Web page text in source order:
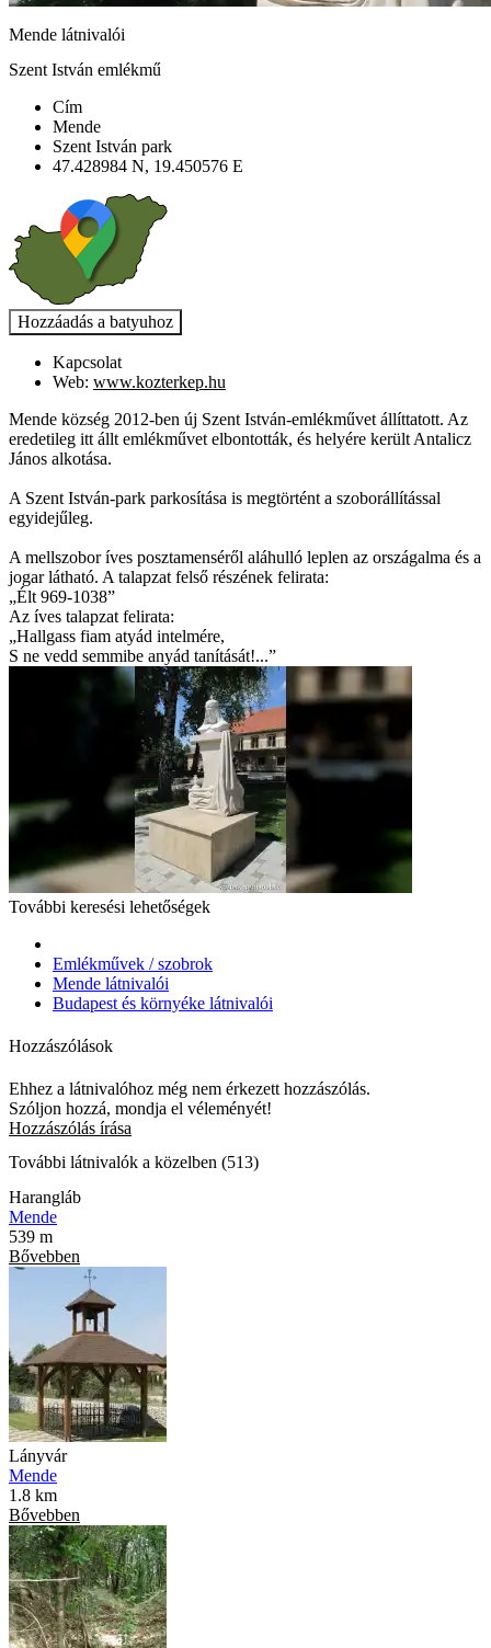
Mende látnivalói
Szent István emlékmű
Cím
Mende
Szent István park
47.428984 N, 19.450576 E
Kapcsolat
Web: www.kozterkep.hu
Mende község 2012-ben új Szent István-emlékművet állíttatott. Az
eredetileg itt állt emlékművet elbontották, és helyére került Antalicz
János alkotása.
A Szent István-park parkosítása is megtörtént a szoborállítással
egyidejűleg.
A mellszobor íves posztamenséről aláhulló leplen az országalma és a
jogar látható. A talapzat felső részének felirata:
„Élt 969-1038”
Az íves talapzat felirata:
„Hallgass fiam atyád intelmére,
S ne vedd semmibe anyád tanítását!...”
További keresési lehetőségek
Emlékművek / szobrok
Mende látnivalói
Budapest és környéke látnivalói
Hozzászólások
Ehhez a látnivalóhoz még nem érkezett hozzászólás.
Szóljon hozzá, mondja el véleményét!
Hozzászólás írása
További látnivalók a közelben (513)
Harangláb
Mende
539 m
Bővebben
Lányvár
Mende
1.8 km
Bővebben